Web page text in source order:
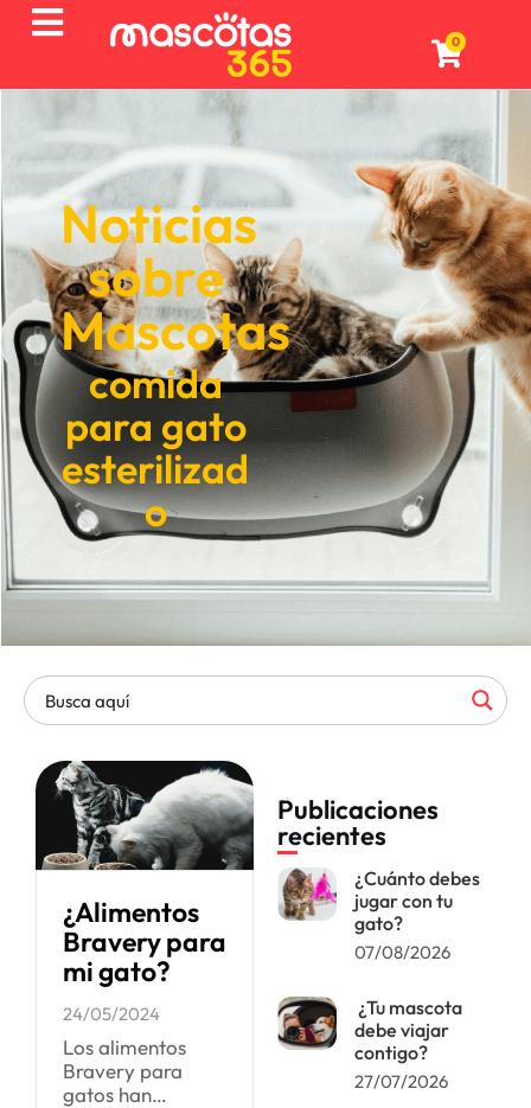
0
Noticias
sobre
Mascotas
comida
para gato
esterilizad
o
¿Alimentos
Bravery para
mi gato?
24/05/2024
Los alimentos
Bravery para
gatos han
Publicaciones
recientes
¿Cuánto debes
jugar con tu
gato?
07/08/2026
¿Tu mascota
debe viajar
contigo?
27/07/2026